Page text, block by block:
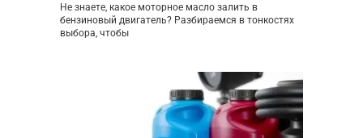
Не знаете, какое моторное масло залить в
бензиновый двигатель? Разбираемся в тонкостях
выбора, чтобы